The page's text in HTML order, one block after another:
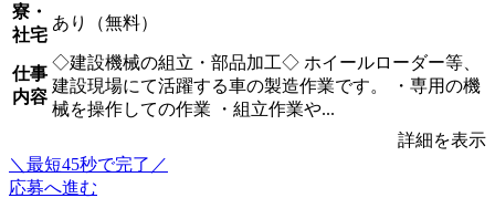
寮・
社宅
あり（無料）
仕事
内容
◇建設機械の組立・部品加工◇ ホイールローダー等、
建設現場にて活躍する車の製造作業です。 ・専用の機
械を操作しての作業 ・組立作業や...
詳細を表示
＼最短45秒で完了／
応募へ進む